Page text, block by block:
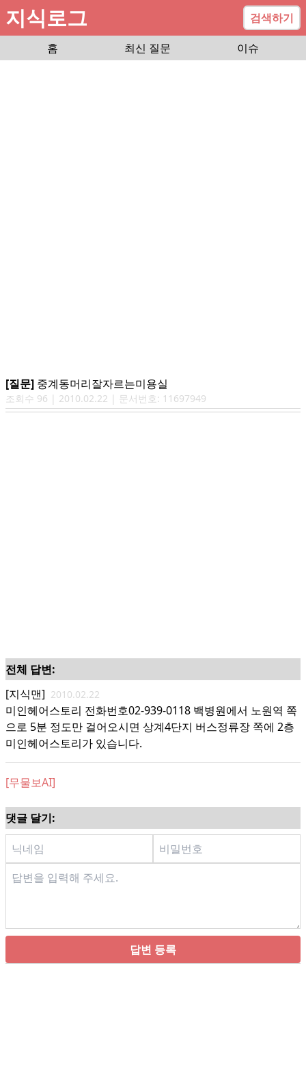
지식로그
검색하기
홈
최신 질문 이슈
[질문] 중계동머리잘자르는미용실
조회수 96 | 2010.02.22 | 문서번호: 11697949
전체 답변:
[지식맨] 2010.02.22
미인헤어스토리 전화번호02-939-0118 백병원에서 노원역 쪽
으로 5분 정도만 걸어오시면 상계4단지 버스정류장 쪽에 2층
미인헤어스토리가 있습니다.
[무물보AI]
댓글 달기:
답변 등록